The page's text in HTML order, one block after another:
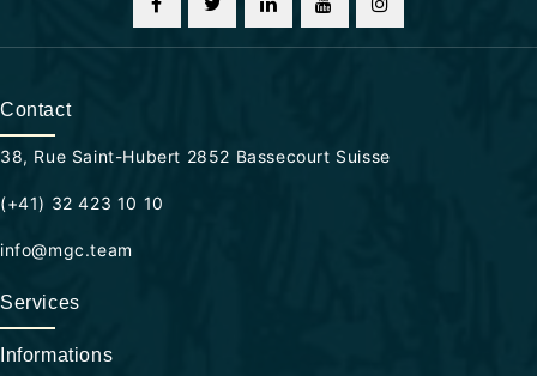
Contact
38, Rue Saint-Hubert 2852 Bassecourt Suisse
(+41) 32 423 10 10
info@mgc.team
Services
Informations